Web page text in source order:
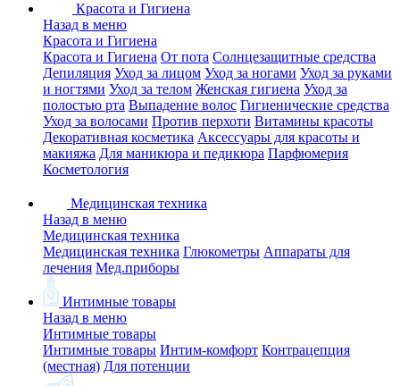
Красота и Гигиена
Назад в меню
Красота и Гигиена
Красота и Гигиена От пота Солнцезащитные средства
Депиляция Уход за лицом Уход за ногами Уход за руками
и ногтями Уход за телом Женская гигиена Уход за
полостью рта Выпадение волос Гигиенические средства
Уход за волосами Против перхоти Витамины красоты
Декоративная косметика Аксессуары для красоты и
макияжа Для маникюра и педикюра Парфюмерия
Косметология
Медицинская техника
Назад в меню
Медицинская техника
Медицинская техника Глюкометры Аппараты для
лечения Мед.приборы
Интимные товары
Назад в меню
Интимные товары
Интимные товары Интим-комфорт Контрацепция
(местная) Для потенции